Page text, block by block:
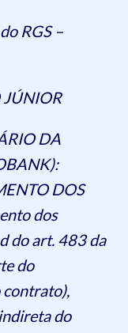
RGS –
JÚNIOR
DA
DOS
dos
do art. 483 da
do
contrato),
do